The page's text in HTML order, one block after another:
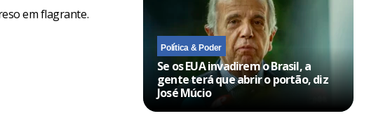
em flagrante.
Política & Poder
Se os EUA invadirem o Brasil, a
gente terá que abrir o portão, diz
José Múcio